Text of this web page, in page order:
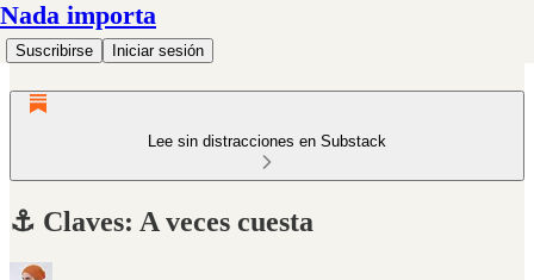
Nada importa
Suscribirse Iniciar sesión
Lee sin distracciones en Substack
⚓️ Claves: A veces cuesta